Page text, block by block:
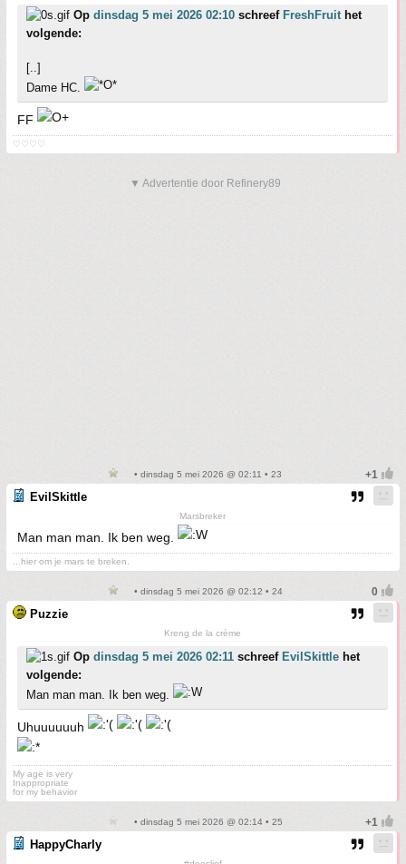
Op dinsdag 5 mei 2026 02:10 schreef FreshFruithet
volgende:
[..]
Dame HC.
FF
♡♡♡♡
▼ Advertentie door Refinery89
• dinsdag 5 mei 2026 @ 02:11 • 23
EvilSkittle
Marsbreker
Man man man. Ik ben weg.
...hier om je mars te breken.
• dinsdag 5 mei 2026 @ 02:12 • 24
Puzzie
Kreng de la crème
Op dinsdag 5 mei 2026 02:11 schreef EvilSkittle het
volgende:
Man man man. Ik ben weg.
Uhuuuuuuh
My age is very
Inappropriate
for my behavior
• dinsdag 5 mei 2026 @ 02:14 • 25
HappyCharly